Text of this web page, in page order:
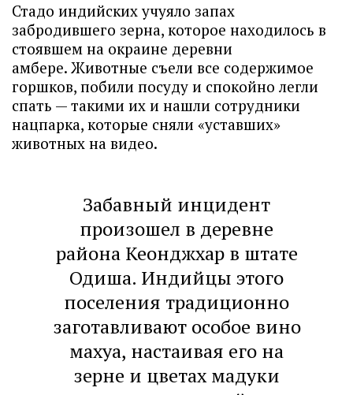
Стадо индийских учуяло запах
забродившего зерна, которое находилось в
стоявшем на окраине деревни
амбере. Животные съели все содержимое
горшков, побили посуду и спокойно легли
спать — такими их и нашли сотрудники
нацпарка, которые сняли «уставших»
животных на видео.
Забавный инцидент
произошел в деревне
района Кеонджхар в штате
Одиша. Индийцы этого
поселения традиционно
заготавливают особое вино
махуа, настаивая его на
зерне и цветах мадуки